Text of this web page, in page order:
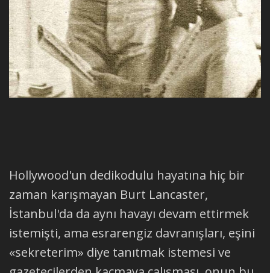
Hollywood'un dedikodulu hayatına hiç bir
zaman karışmayan Burt Lancaster,
İstanbul'da da aynı havayı devam ettirmek
istemişti, ama esrarengiz davranışları, eşini
«sekreterim» diye tanıtmak istemesi ve